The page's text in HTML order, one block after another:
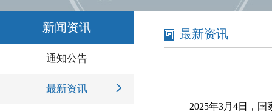
新闻资讯
通知公告
最新资讯
最新资讯
2025年3月4日，